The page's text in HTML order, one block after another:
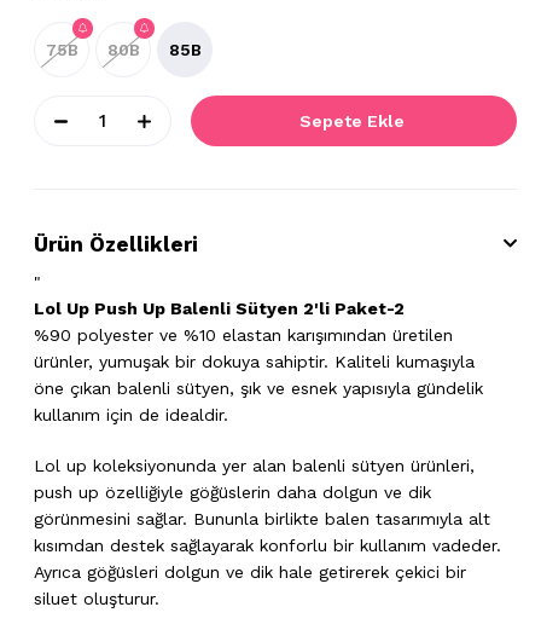
75B 80B 85B
Ürün Özellikleri
"
Lol Up Push Up Balenli Sütyen 2'li Paket-2
%90 polyester ve %10 elastan karışımından üretilen
ürünler, yumuşak bir dokuya sahiptir. Kaliteli kumaşıyla
öne çıkan balenli sütyen, şık ve esnek yapısıyla gündelik
kullanım için de idealdir.
Lol up koleksiyonunda yer alan balenli sütyen ürünleri,
push up özelliğiyle göğüslerin daha dolgun ve dik
görünmesini sağlar. Bununla birlikte balen tasarımıyla alt
kısımdan destek sağlayarak konforlu bir kullanım vadeder.
Ayrıca göğüsleri dolgun ve dik hale getirerek çekici bir
siluet oluşturur.